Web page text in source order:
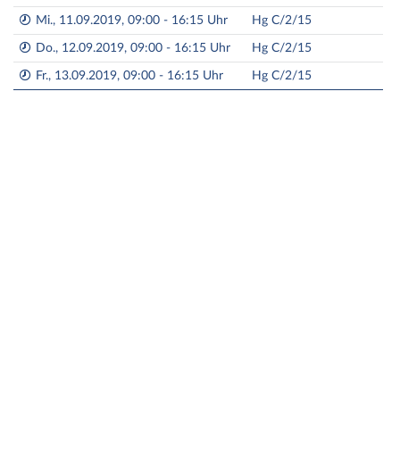
Mi., 11.09.2019, 09:00 - 16:15 Uhr Hg C/2/15
Do., 12.09.2019, 09:00 - 16:15 Uhr Hg C/2/15
Fr., 13.09.2019, 09:00 - 16:15 Uhr Hg C/2/15